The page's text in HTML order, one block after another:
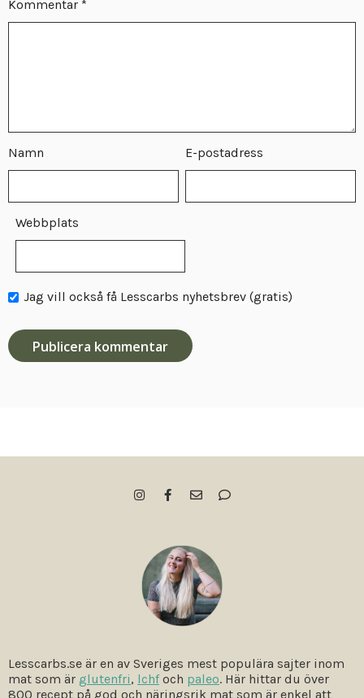
Kommentar *
Namn E-postadress
Webbplats
Jag vill också få Lesscarbs nyhetsbrev (gratis)
Lesscarbs.se är en av Sveriges mest populära sajter inom
mat som är glutenfri, lchfoch paleo. Här hittar du över
800 recept på god och näringsrik mat som är enkel att